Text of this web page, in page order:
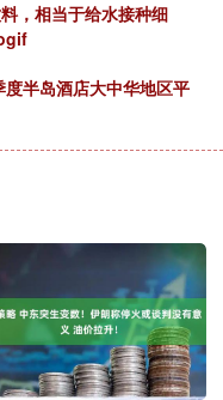
，相当于给水接种细
半岛酒店大中华地区平